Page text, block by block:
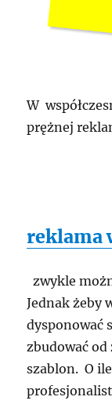
W
prężnej
reklama
zwykle
Jednak żeby
dysponować
zbudować od
szablon. O